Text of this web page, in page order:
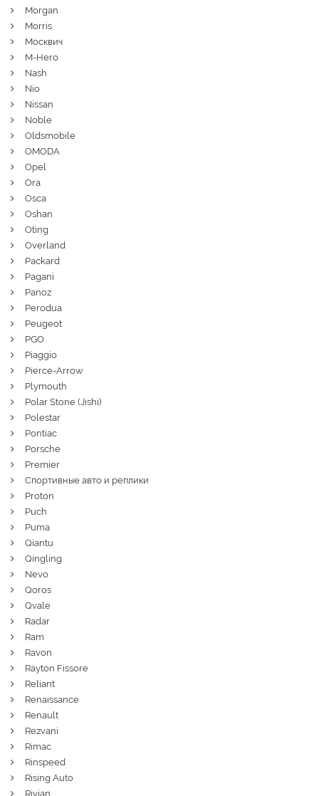
Morgan
Morris
Москвич
M-Hero
Nash
Nio
Nissan
Noble
Oldsmobile
OMODA
Opel
Ora
Osca
Oshan
Oting
Overland
Packard
Pagani
Panoz
Perodua
Peugeot
PGO
Piaggio
Pierce-Arrow
Plymouth
Polar Stone (Jishi)
Polestar
Pontiac
Porsche
Premier
Спортивные авто и реплики
Proton
Puch
Puma
Qiantu
Qingling
Nevo
Qoros
Qvale
Radar
Ram
Ravon
Rayton Fissore
Reliant
Renaissance
Renault
Rezvani
Rimac
Rinspeed
Rising Auto
Rivian